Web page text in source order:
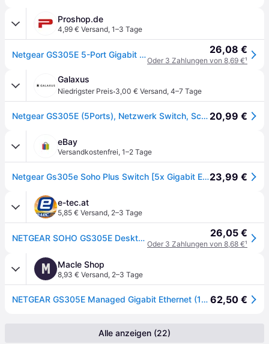
Proshop.de
4,99 € Versand, 1–3 Tage
Netgear GS305E 5-Port Gigabit Ethernet SOHO Plus Switch 26,08 €
Oder 3 Zahlungen von 8,69 €¹
Galaxus
Niedrigster Preis·3,00 € Versand, 4–7 Tage
Netgear GS305E (5Ports), Netzwerk Switch, Schwarz 20,99 €
eBay
Versandkostenfrei, 1–2 Tage
Netgear Gs305e Soho Plus Switch [5x Gigabit Ethernet]23,99 €
e-tec.at
5,85 € Versand, 2–3 Tage
NETGEAR SOHO GS305E Desktop Gigabit Smart Switch, 5x RJ-45 26,05 €
Oder 3 Zahlungen von 8,68 €¹
M Macle Shop
8,93 € Versand, 2–3 Tage
NETGEAR GS305E Managed Gigabit Ethernet (10/100/1000) Schwarz 62,50 €
Alle anzeigen (22)